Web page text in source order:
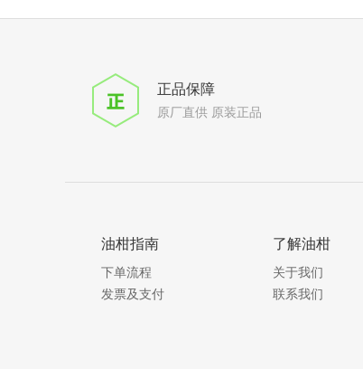
正品保障
原厂直供 原装正品
油柑指南
下单流程
发票及支付
了解油柑
关于我们
联系我们